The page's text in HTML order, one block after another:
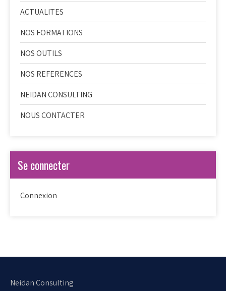
ACTUALITES
NOS FORMATIONS
NOS OUTILS
NOS REFERENCES
NEIDAN CONSULTING
NOUS CONTACTER
Se connecter
Connexion
Neidan Consulting